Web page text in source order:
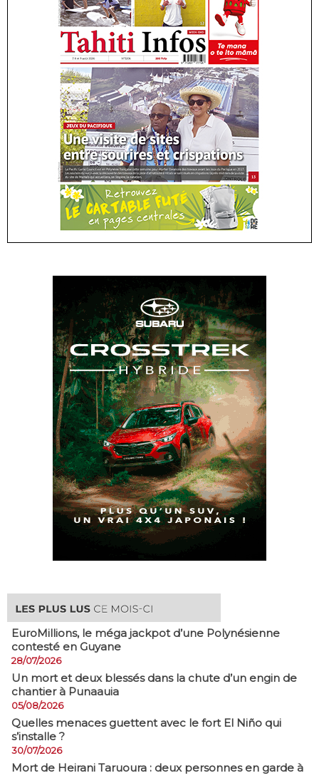
EuroMillions, ​le méga jackpot d’une Polynésienne
contesté en Guyane
28/07/2026
​Un mort et deux blessés dans la chute d’un engin de
chantier à Punaauia
05/08/2026
Quelles menaces guettent avec le fort El Niño qui
s’installe ?
30/07/2026
Mort de Heirani Taruoura : deux personnes en garde à